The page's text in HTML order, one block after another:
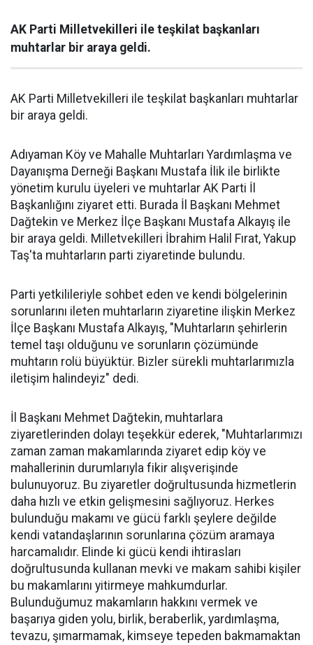
AK Parti Milletvekilleri ile teşkilat başkanları
muhtarlar bir araya geldi.
AK Parti Milletvekilleri ile teşkilat başkanları muhtarlar
bir araya geldi.
Adıyaman Köy ve Mahalle Muhtarları Yardımlaşma ve
Dayanışma Derneği Başkanı Mustafa İlik ile birlikte
yönetim kurulu üyeleri ve muhtarlar AK Parti İl
Başkanlığını ziyaret etti. Burada İl Başkanı Mehmet
Dağtekin ve Merkez İlçe Başkanı Mustafa Alkayış ile
bir araya geldi. Milletvekilleri İbrahim Halil Fırat, Yakup
Taş'ta muhtarların parti ziyaretinde bulundu.
Parti yetkilileriyle sohbet eden ve kendi bölgelerinin
sorunlarını ileten muhtarların ziyaretine ilişkin Merkez
İlçe Başkanı Mustafa Alkayış, "Muhtarların şehirlerin
temel taşı olduğunu ve sorunların çözümünde
muhtarın rolü büyüktür. Bizler sürekli muhtarlarımızla
iletişim halindeyiz" dedi.
İl Başkanı Mehmet Dağtekin, muhtarlara
ziyaretlerinden dolayı teşekkür ederek, "Muhtarlarımızı
zaman zaman makamlarında ziyaret edip köy ve
mahallerinin durumlarıyla fikir alışverişinde
bulunuyoruz. Bu ziyaretler doğrultusunda hizmetlerin
daha hızlı ve etkin gelişmesini sağlıyoruz. Herkes
bulunduğu makamı ve gücü farklı şeylere değilde
kendi vatandaşlarının sorunlarına çözüm aramaya
harcamalıdır. Elinde ki gücü kendi ihtirasları
doğrultusunda kullanan mevki ve makam sahibi kişiler
bu makamlarını yitirmeye mahkumdurlar.
Bulunduğumuz makamların hakkını vermek ve
başarıya giden yolu, birlik, beraberlik, yardımlaşma,
tevazu, şımarmamak, kimseye tepeden bakmamaktan